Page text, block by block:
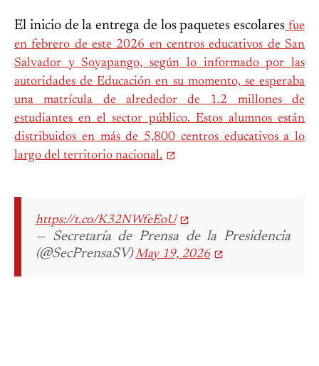
El inicio de la entrega de los paquetes escolares fue
en febrero de este 2026 en centros educativos de San
Salvador y Soyapango, según lo informado por las
autoridades de Educación en su momento, se esperaba
una matrícula de alrededor de 1.2 millones de
estudiantes en el sector público. Estos alumnos están
distribuidos en más de 5,800 centros educativos a lo
largo del territorio nacional.
https://t.co/K32NWfeEoU
— Secretaría de Prensa de la Presidencia
(@SecPrensaSV)May 19, 2026